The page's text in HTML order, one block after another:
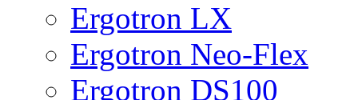
Ergotron LX
Ergotron Neo-Flex
Ergotron DS100